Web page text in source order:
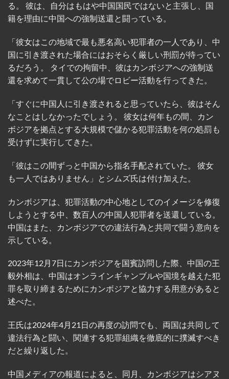
る。 彼は、自分はもはや中国国民ではないと主張し、国
籍を理由に中国への強制送還と闘っている。
「彼女はこの地域で最も悪名高い犯罪者の一人であり、中
国に引き渡された場合にはおそらく厳しい刑罰が待ってい
るだろう。 タイでの拘留中、彼はカンボジアへの強制送
還を求めて一貫して公の場でロビー活動を行ってきた。
「すぐに中国人に引き渡されると思っていたら、彼はそん
なことはしなかったでしょう。 彼女は何年もの間、カン
ボジアを拠点とする大規模で儲かる犯罪活動を何の処罰も
受けずに実行してきた。
「彼はこの間ずっと中国から指名手配されていた。 彼女
も一人ではありません」とシムズ氏は付け加えた。
カンボジアは、犯罪活動の中心地としてのイメージを修復
しようとする中、数百人の中国人犯罪者を送還している。
中国はまた、カンボジアでの違法行為と共同で闘う意向を
示している。
2023年12月7日にカンボジアを国賓訪問した際、中国の王
毅外相は、中国はオンラインギャンブルや国境を越えた犯
罪を取り締まるためにカンボジアと協力する用意があると
述べた。
王氏は2024年4月21日の再度の訪問でも、両国は共同して
違法行為と闘い、関連する犯罪組織を徹底的に撲滅すべき
だと繰り返した。
中国メディアの報道によると、同月、カンボジアはシアヌ